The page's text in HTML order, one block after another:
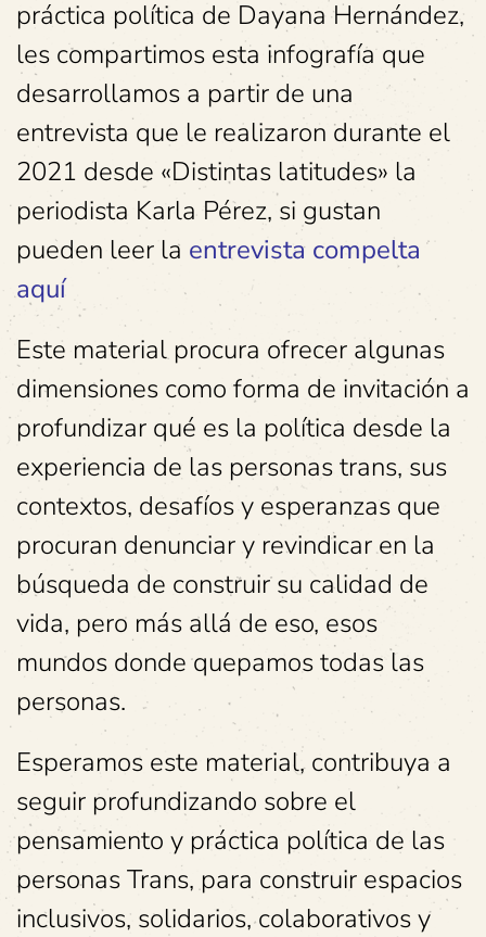
práctica política de Dayana Hernández,
les compartimos esta infografía que
desarrollamos a partir de una
entrevista que le realizaron durante el
2021 desde «Distintas latitudes» la
periodista Karla Pérez, si gustan
pueden leer la entrevista compelta
aquí
Este material procura ofrecer algunas
dimensiones como forma de invitación a
profundizar qué es la política desde la
experiencia de las personas trans, sus
contextos, desafíos y esperanzas que
procuran denunciar y revindicar en la
búsqueda de construir su calidad de
vida, pero más allá de eso, esos
mundos donde quepamos todas las
personas.
Esperamos este material, contribuya a
seguir profundizando sobre el
pensamiento y práctica política de las
personas Trans, para construir espacios
inclusivos, solidarios, colaborativos y